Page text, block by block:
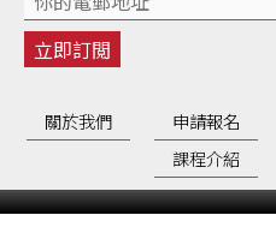
關於我們 申請報名
課程介紹